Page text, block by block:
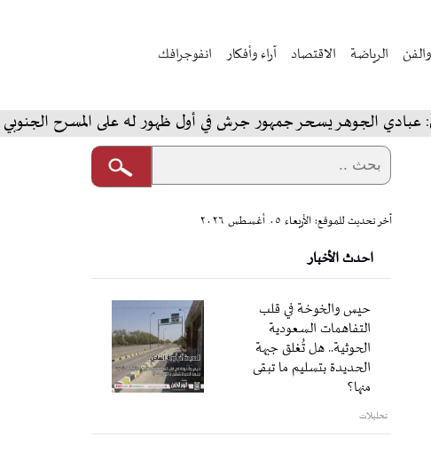
الرياضة الاقتصاد آراء وأفكار انفوجرافك
الجوهر يسحر جمهور جرش في أول ظهور له على المسرح الجنوبي
آخر تحديث للموقع: الأربعاء ٠٥ أغسطس ٢٠٢٦
احدث الأخبار
حيس والخوخة في قلب
التفاهمات السعودية
الحوثية.. هل تُغلق جبهة
الحديدة بتسليم ما تبقى
منها؟
تحليلات